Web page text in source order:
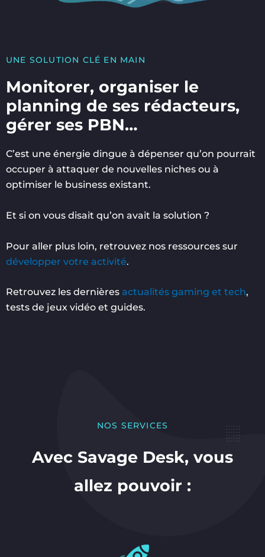
UNE SOLUTION CLÉ EN MAIN
Monitorer, organiser le
planning de ses rédacteurs,
gérer ses PBN…
C’est une énergie dingue à dépenser qu’on pourrait
occuper à attaquer de nouvelles niches ou à
optimiser le business existant.
Et si on vous disait qu’on avait la solution ?
Pour aller plus loin, retrouvez nos ressources sur
développer votre activité.
Retrouvez les dernières actualités gaming et tech,
tests de jeux vidéo et guides.
NOS SERVICES
Avec Savage Desk, vous
allez pouvoir :